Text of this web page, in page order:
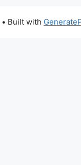
• Built with